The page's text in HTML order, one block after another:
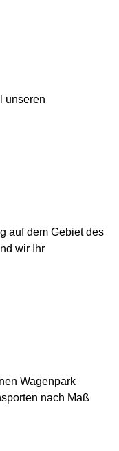
unseren
auf dem Gebiet des
wir Ihr
Wagenpark
nach Maß